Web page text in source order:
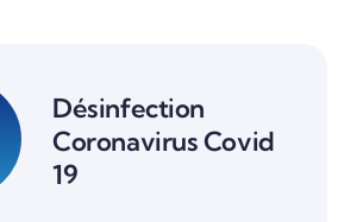
Désinfection
Coronavirus Covid
19